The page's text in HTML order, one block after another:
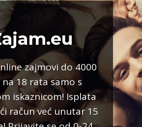
zajmovi do 4000
na 18 rata samo s
iskaznicom! Isplata
račun već unutar 15